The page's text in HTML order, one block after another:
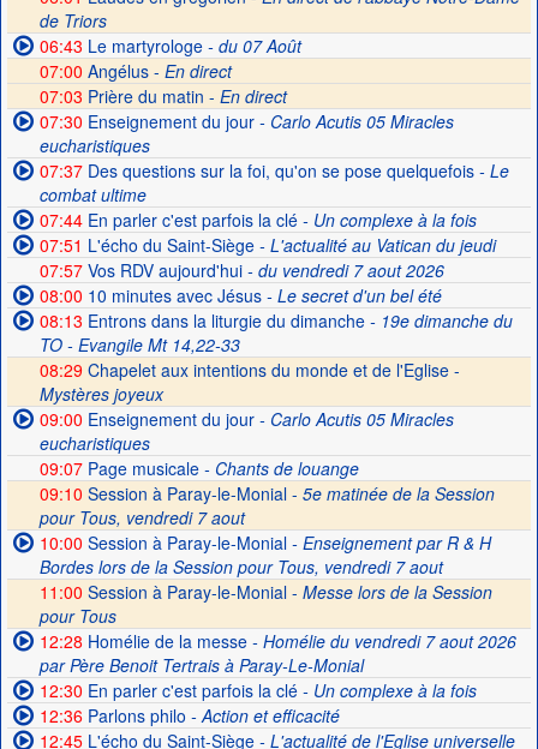
de Triors
06:43 Le martyrologe- du 07 Août
07:00 Angélus - En direct
07:03 Prière du matin - En direct
07:30 Enseignement du jour- Carlo Acutis 05 Miracles
eucharistiques
07:37Des questions sur la foi, qu'on se pose quelquefois- Le
combat ultime
07:44En parler c'est parfois la clé- Un complexe à la fois
07:51 L'écho du Saint-Siège- L'actualité au Vatican du jeudi
07:57Vos RDV aujourd'hui- du vendredi 7 aout 2026
08:00 10 minutes avec Jésus- Le secret d'un bel été
08:13 Entrons dans la liturgie du dimanche- 19e dimanche du
TO - Evangile Mt 14,22-33
08:29 Chapelet aux intentions du monde et de l'Eglise -
Mystères joyeux
09:00 Enseignement du jour- Carlo Acutis 05 Miracles
eucharistiques
09:07Page musicale- Chants de louange
09:10 Session à Paray-le-Monial - 5e matinée de la Session
pour Tous, vendredi 7 aout
10:00 Session à Paray-le-Monial- Enseignement par R & H
Bordes lors de la Session pour Tous, vendredi 7 aout
11:00 Session à Paray-le-Monial - Messe lors de la Session
pour Tous
12:28 Homélie de la messe- Homélie du vendredi 7 aout 2026
par Père Benoit Tertrais à Paray-Le-Monial
12:30 En parler c'est parfois la clé- Un complexe à la fois
12:36Parlons philo - Action et efficacité
12:45L'écho du Saint-Siège- L'actualité de l'Eglise universelle